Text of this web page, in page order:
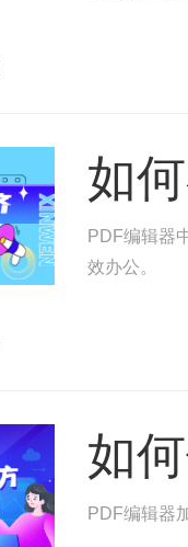
如
PDF编辑器
效办公。
如
PDF编辑器